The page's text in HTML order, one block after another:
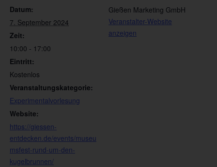
Datum:
7. September 2024
Zeit:
10:00 - 17:00
Eintritt:
Kostenlos
Veranstaltungskategorie:
Experimentalvorlesung
Website:
https://giessen-
entdecken.de/events/museu
msfest-rund-um-den-
kugelbrunnen/
Gießen Marketing GmbH
Veranstalter-Website
anzeigen